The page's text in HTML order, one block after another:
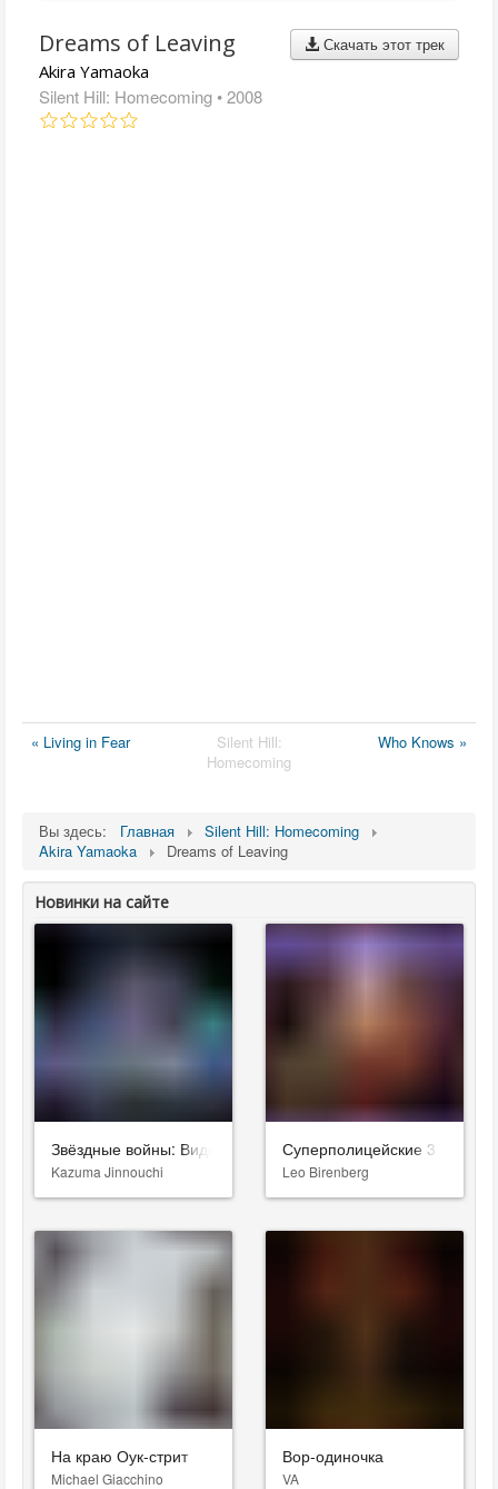
Скачать этот трек
Dreams of Leaving
Akira Yamaoka
Silent Hill: Homecoming • 2008
« Living in Fear
Silent Hill:
Homecoming
Who Knows »
Вы здесь: Главная
Silent Hill: Homecoming
Akira Yamaoka
Dreams of Leaving
Новинки на сайте
Звёздные войны: Видения. Девятый джедай
Kazuma Jinnouchi
Суперполицейские 3
Leo Birenberg
На краю Оук-стрит
Michael Giacchino
Вор-одиночка
VA